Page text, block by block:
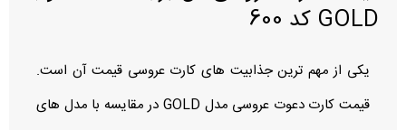
GOLD کد 600
یکی از مهم ترین جذابیت های کارت عروسی قیمت آن است.
قیمت کارت دعوت عروسی مدل GOLD در مقایسه با مدل های